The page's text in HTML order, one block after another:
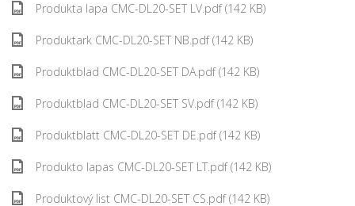
Produkta lapa CMC-DL20-SET LV.pdf (142 KB)
Produktark CMC-DL20-SET NB.pdf (142 KB)
Produktblad CMC-DL20-SET DA.pdf (142 KB)
Produktblad CMC-DL20-SET SV.pdf (142 KB)
Produktblatt CMC-DL20-SET DE.pdf (142 KB)
Produkto lapas CMC-DL20-SET LT.pdf (142 KB)
Produktový list CMC-DL20-SET CS.pdf (142 KB)